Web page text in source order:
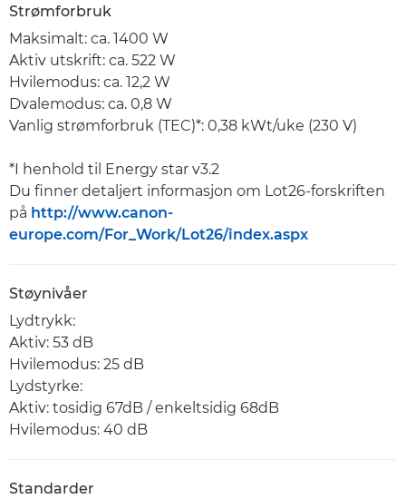
Strømforbruk
Maksimalt: ca. 1400 W
Aktiv utskrift: ca. 522 W
Hvilemodus: ca. 12,2 W
Dvalemodus: ca. 0,8 W
Vanlig strømforbruk (TEC)*: 0,38 kWt/uke (230 V)
*I henhold til Energy star v3.2
Du finner detaljert informasjon om Lot26-forskriften
på http://www.canon-
europe.com/For_Work/Lot26/index.aspx
Støynivåer
Lydtrykk:
Aktiv: 53 dB
Hvilemodus: 25 dB
Lydstyrke:
Aktiv: tosidig 67dB / enkeltsidig 68dB
Hvilemodus: 40 dB
Standarder